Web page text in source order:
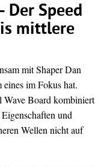
Der Speed
mittlere
mit Shaper Dan
im Fokus hat.
Wave Board kombiniert
und
Wellen nicht auf